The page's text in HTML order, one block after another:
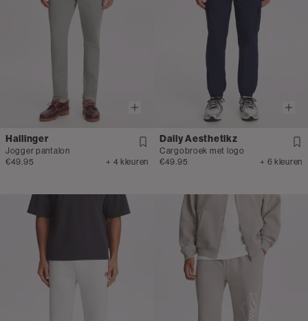
Hallinger
Jogger pantalon
€49.95
+ 4 kleuren
Daily Aesthetikz
Cargobroek met logo
€49.95
+ 6 kleuren